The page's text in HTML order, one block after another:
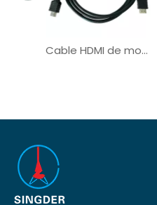
Cable HDMI de monitor OEM para conexión de automóvil médico